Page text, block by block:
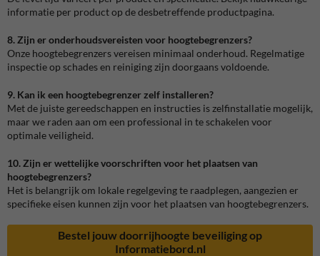
informatie per product op de desbetreffende productpagina.
8. Zijn er onderhoudsvereisten voor hoogtebegrenzers?
Onze hoogtebegrenzers vereisen minimaal onderhoud. Regelmatige
inspectie op schades en reiniging zijn doorgaans voldoende.
9. Kan ik een hoogtebegrenzer zelf installeren?
Met de juiste gereedschappen en instructies is zelfinstallatie mogelijk,
maar we raden aan om een professional in te schakelen voor
optimale veiligheid.
10. Zijn er wettelijke voorschriften voor het plaatsen van
hoogtebegrenzers?
Het is belangrijk om lokale regelgeving te raadplegen, aangezien er
specifieke eisen kunnen zijn voor het plaatsen van hoogtebegrenzers.
Bestel jouw doorrijhoogte beveiliging op
Informatiebord.nl